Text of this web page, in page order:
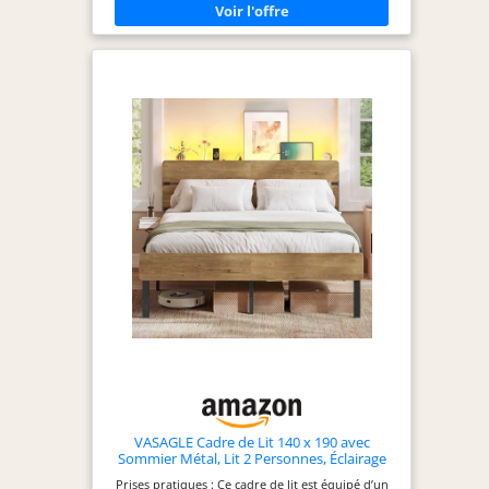
pas pour le ménage, l’aspirateur robot passe sans
problème Stable et robuste : Avec ses tubes
métalliques robustes, ses 9 pieds et ses lattes
de charge Esthétique moderne : Des lignes
épurées et un cadre simple lui confèrent une
élégance intemporelle qui s’intègre
harmonieusement à tous les styles de décoration
intérieure Montage facile & cales incluses : Grâce
aux instructions illustrées et aux pièces
numérotées, vous pouvez assembler ce lit double
sans effort. Les cales fournies maintiennent
efficacement le matelas en place pour un sommeil
paisible
VASAGLE Cadre de Lit 140 x 190 avec
Sommier Métal, Lit 2 Personnes, Éclairage
LED, Port USB et Type-C, Espace de
Prises pratiques : Ce cadre de lit est équipé d’un